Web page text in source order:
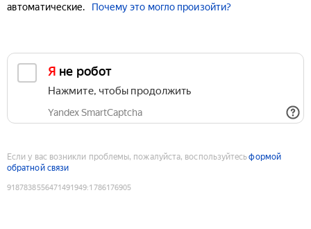
автоматические.
Почему это могло произойти?
Я не робот
Нажмите, чтобы продолжить
Yandex SmartCaptcha
Если у вас возникли проблемы, пожалуйста, воспользуйтесьформой
обратной связи
9187838556471491949:1786176905